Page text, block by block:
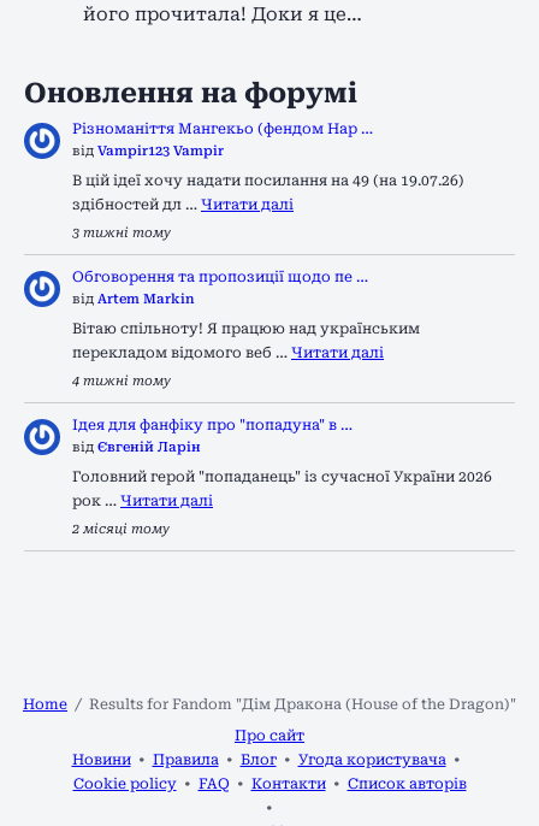
його прочитала! Доки я це…
Оновлення на форумі
Різноманіття Мангекьо (фендом Нар …
від Vampir123 Vampir
В цій ідеї хочу надати посилання на 49 (на 19.07.26)
здібностей дл … Читати далі
3 тижні тому
Обговорення та пропозиції щодо пе …
від Artem Markin
Вітаю спільноту! Я працюю над українським
перекладом відомого веб … Читати далі
4 тижні тому
Ідея для фанфіку про "попадуна" в …
від Євгеній Ларін
Головний герой "попаданець" із сучасної України 2026
рок … Читати далі
2 місяці тому
Home
Results for Fandom "Дім Дракона (House of the Dragon)"
Про сайт
Новини
Правила Блог
Угода користувача
Cookie policy
FAQ Контакти Список авторів